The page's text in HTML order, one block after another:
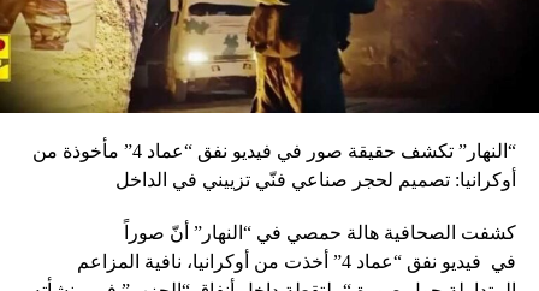
القطاع الخاص والمجتمع المدني بالتعاون والتضامن مع
المؤسسات الحكومية والسلطات المحلية، ممثلة بالبلديات.
الحريري وفي كلمتها الختامية للمؤتمر، أعربت النائبة الحريري
عن فخرها ب”الشباب الذين نظموا وشاركوا”، شاكرة الرئيس
الحريري على “رعايته للمؤتمر، والبلدية على استضافتها
ومواكتبها ودعمها”، كما شكرت الحضور من مختلف الفاعليات
والقطاعات والهيئات “على مشاركتهم في أعمال المؤتمر”.
وتناولت الحريري في كلمتها بعض العناوين التي تم التطرق اليها
خلال المؤتمر فاعتبرت “أن من بين الأمور الأساسية، التركيز
على التعليم وربطه بسوق العمل وتضييق الهوة بينه وبين سوق
“النهار” تكشف حقيقة صور في فيديو نفق “عماد 4” مأخوذة من
أوكرانيا: تصميم لحجر صناعي فنّي تزييني في الداخل
كشفت الصحافية هالة حمصي في “النهار” أنّ صوراً
في فيديو
نفق “عماد 4” أخذت من أوكرانيا، نافية المزاعم